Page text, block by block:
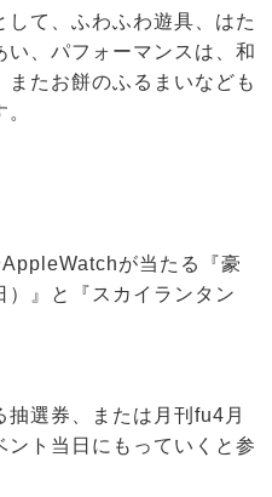
て、ふわふわ遊具、はた
い、パフォーマンスは、和
たお餅のふるまいなども
が当たる『豪
』と『スカイランタン
抽選券、または月刊fu4月
ト当日にもっていくと参